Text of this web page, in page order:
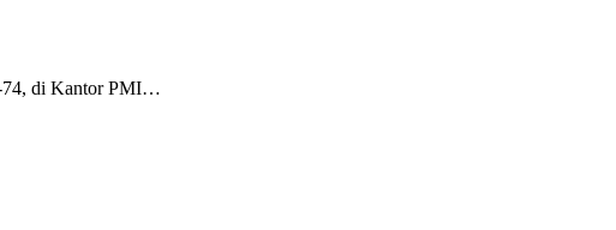
74, di Kantor PMI…